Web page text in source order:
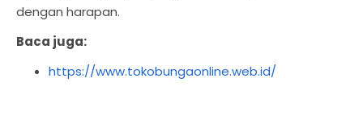
dengan harapan.
Baca juga:
https://www.tokobungaonline.web.id/